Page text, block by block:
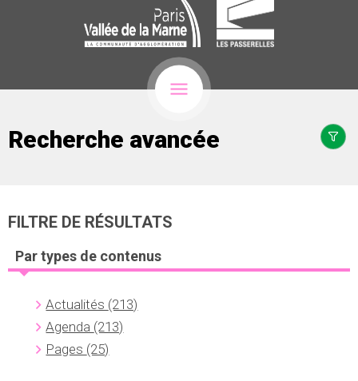
Recherche avancée
FILTRE DE RÉSULTATS
Par types de contenus
Actualités (213)
Agenda (213)
Pages (25)